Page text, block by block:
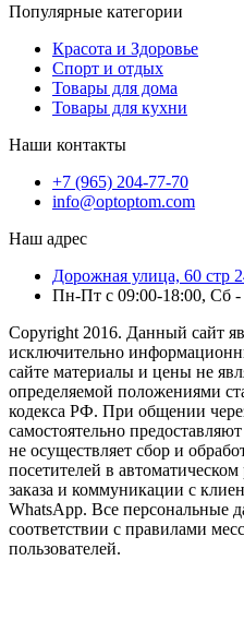
Популярные категории
Красота и Здоровье
Спорт и отдых
Товары для дома
Товары для кухни
Наши контакты
+7 (965) 204-77-70
info@optoptom.com
Наш адрес
Дорожная улица, 60 стр
Пн-Пт с 09:00-18:00, Сб
Copyright 2016. Данный сайт
исключительно
сайте материалы и цены не
определяемой положениями
кодекса РФ. При общении
самостоятельно
не осуществляет сбор и
посетителей в
заказа и коммуникации с
WhatsApp. Все персональные
соответствии с правилами
пользователей.